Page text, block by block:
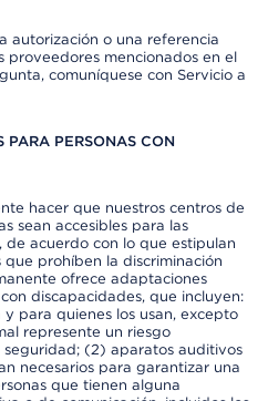
autorización o una referencia
proveedores mencionados en el
comuníquese con Servicio a
PARA PERSONAS CON
hacer que nuestros centros de
sean accesibles para las
de acuerdo con lo que estipulan
prohíben la discriminación
ofrece adaptaciones
discapacidades, que incluyen:
para quienes los usan, excepto
represente un riesgo
(2) aparatos auditivos
necesarios para garantizar una
que tienen alguna